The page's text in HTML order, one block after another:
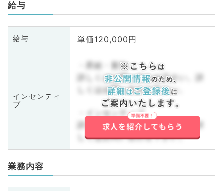
給与
給与 単価120,000円
インセンティ
ブ
・昇給・賞与
詳しくはお問い合わせ下さい。詳
しくはお問い合わせ下さい。
・インセンティブ
詳しくはお問い合わせ下さい。詳
しくはお問い合わせ下さい。
業務内容